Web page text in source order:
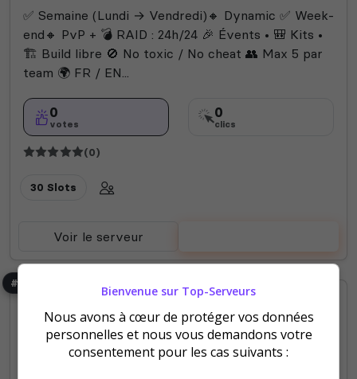
✅ Semaine (Lundi → Vendredi)🔸 Dynamic ✅ Week-
end🔸 PvP + 💣 RAID : 24h/24 🎉 Évents • 🎒 Kits •
🏗️ Build libre 🚫 No toxic / No cheat 👥 Max 5 par
team 🌍 FR / EN...
0
votes
0
clics
(0)
30 Slots
Voir le serveur
#7
Bienvenue sur Top-Serveurs
Nous avons à cœur de protéger vos données
personnelles et nous vous demandons votre
consentement pour les cas suivants :